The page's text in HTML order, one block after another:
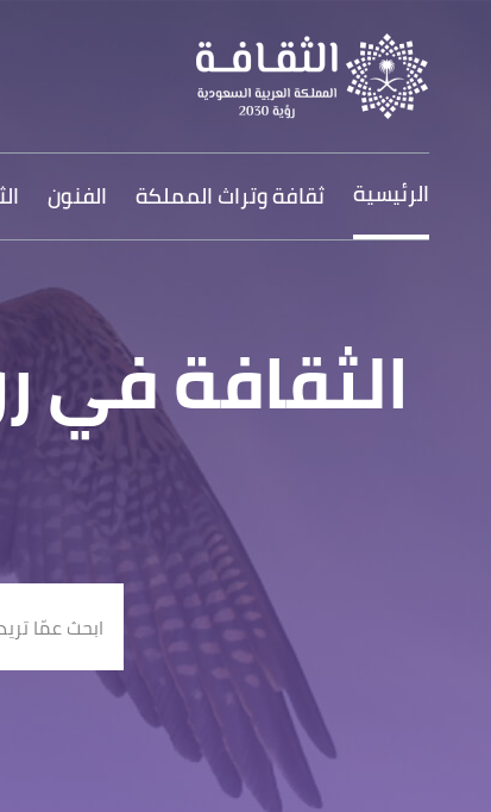
الرئيسية ثقافة وتراث المملكة الفنون
الثقافة في رؤية 2030 .. تراثٌ